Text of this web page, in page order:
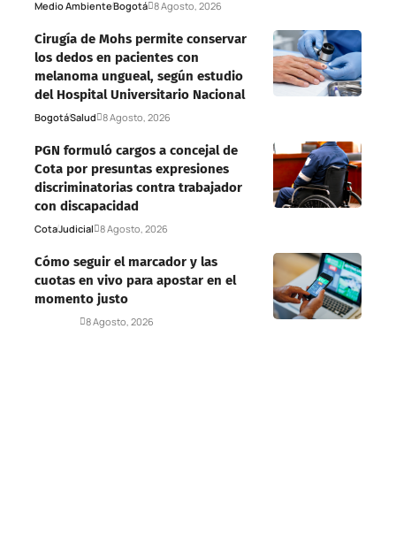
Medio AmbienteBogotá 8 Agosto, 2026
Cirugía de Mohs permite conservar
los dedos en pacientes con
melanoma ungueal, según estudio
del Hospital Universitario Nacional
BogotáSalud 8 Agosto, 2026
PGN formuló cargos a concejal de
Cota por presuntas expresiones
discriminatorias contra trabajador
con discapacidad
CotaJudicial 8 Agosto, 2026
Cómo seguir el marcador y las
cuotas en vivo para apostar en el
momento justo
8 Agosto, 2026